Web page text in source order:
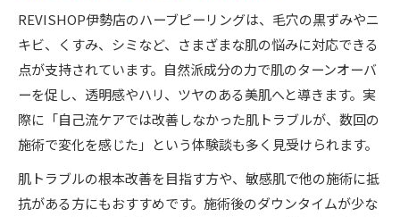
REVISHOP伊勢店のハーブピーリングは、毛穴の黒ずみやニ
キビ、くすみ、シミなど、さまざまな肌の悩みに対応できる
点が支持されています。自然派成分の力で肌のターンオーバ
ーを促し、透明感やハリ、ツヤのある美肌へと導きます。実
際に「自己流ケアでは改善しなかった肌トラブルが、数回の
施術で変化を感じた」という体験談も多く見受けられます。
肌トラブルの根本改善を目指す方や、敏感肌で他の施術に抵
抗がある方にもおすすめです。施術後のダウンタイムが少な